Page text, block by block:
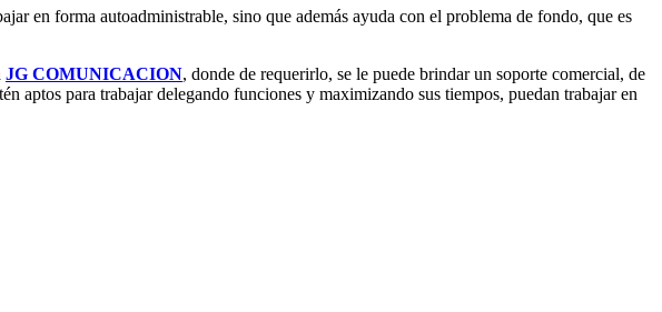
en forma autoadministrable, sino que además ayuda con el problema de fondo, que es
JG COMUNICACION, donde de requerirlo, se le puede brindar un soporte comercial, de
aptos para trabajar delegando funciones y maximizando sus tiempos, puedan trabajar en